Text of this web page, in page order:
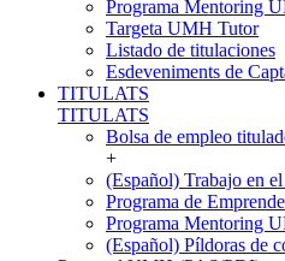
Programa Mentoring
Targeta UMH Tutor
Listado de titulaciones
Esdeveniments de
TITULATS
TITULATS
Bolsa de empleo
+
(Español) Trabajo en
Programa de
Programa Mentoring
(Español) Píldoras de